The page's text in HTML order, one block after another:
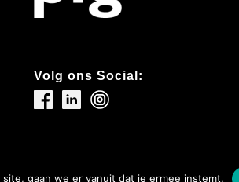
Volg ons Social:
gaan we er vanuit dat je ermee instemt.